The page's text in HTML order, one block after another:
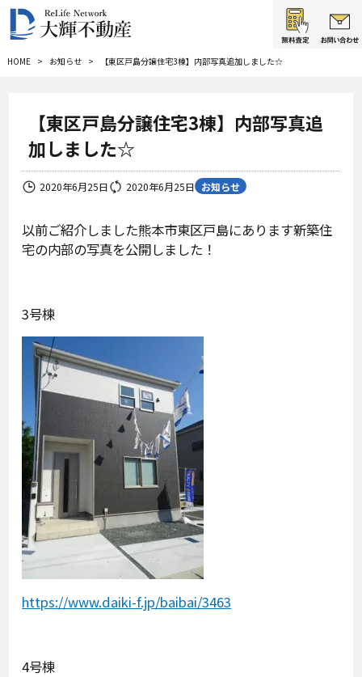
HOME お知らせ 【東区戸島分譲住宅3棟】内部写真追加しました☆
【東区戸島分譲住宅3棟】内部写真追
加しました☆
2020年6月25日 2020年6月25日 お知らせ
以前ご紹介しました熊本市東区戸島にあります新築住
宅の内部の写真を公開しました！
3号棟
https://www.daiki-f.jp/baibai/3463
4号棟